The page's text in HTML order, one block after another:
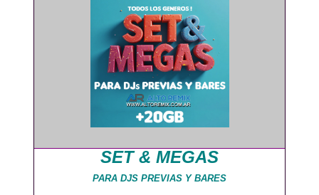
SET & MEGAS
PARA DJS PREVIAS Y BARES